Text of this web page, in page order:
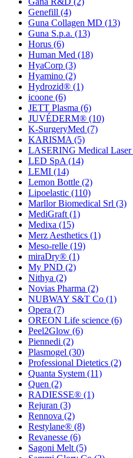
Genefill (4)
Guna Collagen MD (13)
Guna S.p.a. (13)
Horus (6)
Human Med (18)
HyaCorp (3)
Hyamino (2)
Hydrozid® (1)
icoone (6)
JETT Plasma (6)
JUVÉDERM® (10)
K-SurgeryMed (7)
KARISMA (5)
LASERING Medical Laser
LED SpA (14)
LEMI (14)
Lemon Bottle (2)
Lipoelastic (110)
Marllor Biomedical Srl (3)
MediGraft (1)
Medixa (15)
Merz Aesthetics (1)
Meso-relle (19)
miraDry® (1)
My PND (2)
Nithya (2)
Novias Pharma (2)
NUBWAY S&T Co (1)
Opera (7)
OREON Life science (6)
Peel2Glow (6)
Piennedi (2)
Plasmogel (30)
Professional Dietetics (2)
Quanta System (11)
Quen (2)
RADIESSE® (1)
Rejuran (3)
Rennova (2)
Restylane® (8)
Revanesse (6)
Sagoni Melt (5)